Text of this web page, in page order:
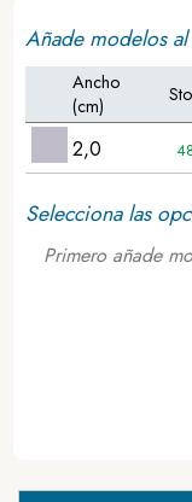
Añade modelos
Ancho
(cm)
2,0
Selecciona las
Primero añade